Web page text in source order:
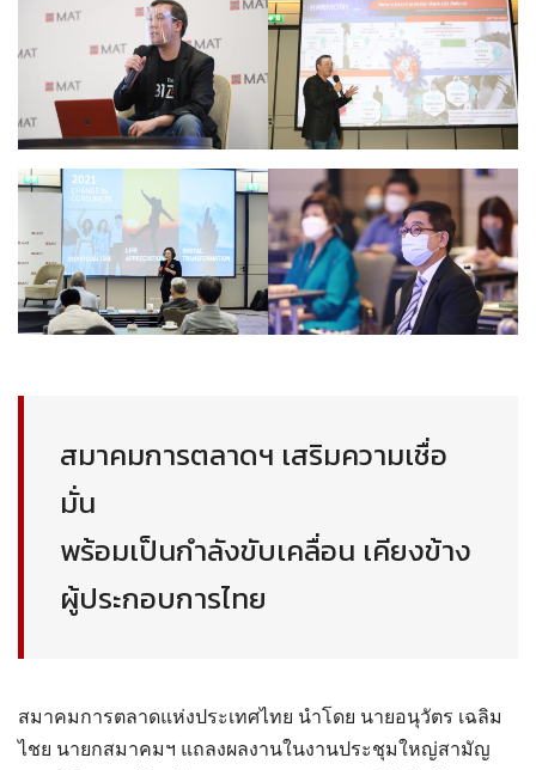
สมาคมการตลาดฯ เสริมความเชื่อ
มั่น
พร้อมเป็นกำลังขับเคลื่อน เคียงข้าง
ผู้ประกอบการไทย
สมาคมการตลาดแห่งประเทศไทย นำโดย นายอนุวัตร เฉลิม
ไชย นายกสมาคมฯ แถลงผลงานในงานประชุมใหญ่สามัญ